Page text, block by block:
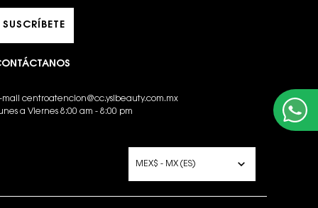
SUSCRÍBETE
mail centroatencion@cc.yslbeauty.com.mx
a Viernes 8:00 am - 8:00 pm
MEX$ - MX (ES)